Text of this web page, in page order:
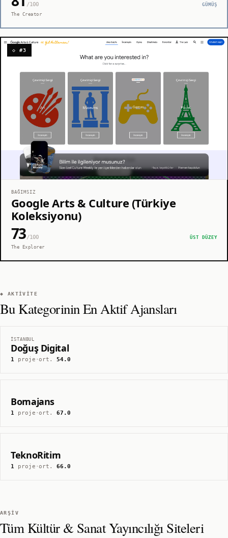
/100
GÜMÜŞ
The Creator
◇ #3
BAĞIMSIZ
Google Arts & Culture (Türkiye
Koleksiyonu)
73/100
ÜST DÜZEY
The Explorer
◆ AKTIVITE
Bu Kategorinin En Aktif Ajansları
İSTANBUL
Doğuş Digital
1proje ·ort.54.0
Bomajans
1proje ·ort.67.0
TeknoRitim
1proje ·ort.66.0
ARŞIV
TümKültür & Sanat YayıncılığıSiteleri